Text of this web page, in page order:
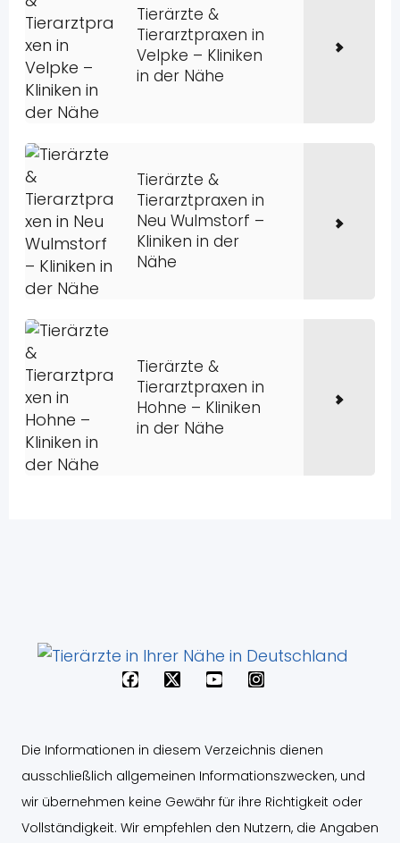
Tierärzte &
Tierarztpraxen in
Velpke – Kliniken
in der Nähe
Tierärzte &
Tierarztpraxen in
Neu Wulmstorf –
Kliniken in der
Nähe
Tierärzte &
Tierarztpraxen in
Hohne – Kliniken
in der Nähe
F
a
b
o
o
k
X
-
t
t
e
r
Y
o
b
e
I
n
g
r
a
m
Die Informationen in diesem Verzeichnis dienen
ausschließlich allgemeinen Informationszwecken, und
wir übernehmen keine Gewähr für ihre Richtigkeit oder
Vollständigkeit. Wir empfehlen den Nutzern, die Angaben